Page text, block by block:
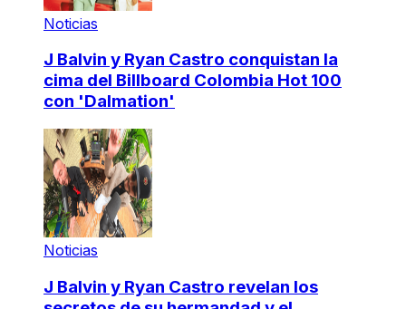
Noticias
J Balvin y Ryan Castro conquistan la
cima del Billboard Colombia Hot 100
con 'Dalmation'
Noticias
J Balvin y Ryan Castro revelan los